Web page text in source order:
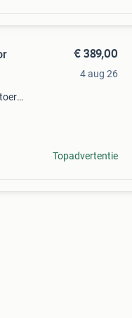
€ 389,00
4 aug 26
Topadvertentie